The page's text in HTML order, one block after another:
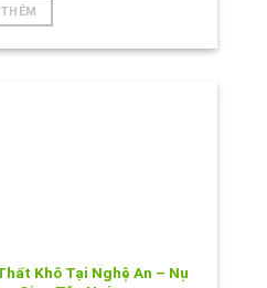
Khô Tại Nghệ An – Nụ